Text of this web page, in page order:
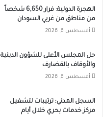
الهجرة الدولية: فرار 6,650 شخصاً
من مناطق من غربي السودان
أغسطس 6, 2026
حل المجلس الأعلى للشؤون الدينية
والأوقاف بالقضارف
أغسطس 6, 2026
السجل المدني: ترتيبات لتشغيل
مركز خدمات بحري خلال أيام